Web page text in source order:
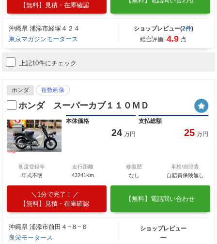
【無料】見積・在庫確認
沖縄県 浦添市経塚４２４
東京マガジンモータース
ショップレビュー(2件)
総合評価: 4.9 点
上記10件にチェック
ホンダ 複数画像
ホンダ スーパーカブ１１０ＭＤ
本体価格
24 万円
支払総額
25 万円
初度登録年
年式不明
走行距離
43241Km
修復歴
なし
車検/自賠責
自賠責保険無し
1分で完了！
【無料】見積・在庫確認
【無料】電話問い合わせ
沖縄県 浦添市前田４−８−６
良栄モータース
ショップレビュー
―